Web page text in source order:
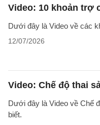
Video: 10 khoản trợ
Dưới đây là Video về các
12/07/2026
Video: Chế độ thai
Dưới đây là Video về Chế
biết.